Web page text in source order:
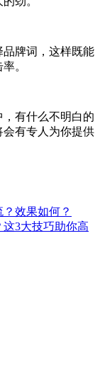
牌词，这样既能
。
有什么不明白的
有专人为你提供
效果如何？
3大技巧助你高